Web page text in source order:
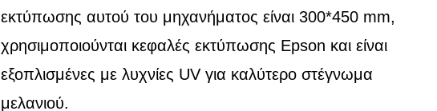
εκτύπωσης αυτού του μηχανήματος είναι 300*450 mm,
χρησιμοποιούνται κεφαλές εκτύπωσης Epson και είναι
εξοπλισμένες με λυχνίες UV για καλύτερο στέγνωμα
μελανιού.